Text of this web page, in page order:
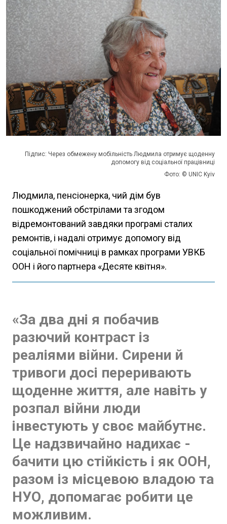
Підпис: Через обмежену мобільність Людмила отримує щоденну
допомогу від соціальної працівниці
Фото: © UNIC Kyiv
Людмила, пенсіонерка, чий дім був
пошкоджений обстрілами та згодом
відремонтований завдяки програмі сталих
ремонтів, і надалі отримує допомогу від
соціальної помічниці в рамках програми УВКБ
ООН і його партнера «Десяте квітня».
«За два дні я побачив
разючий контраст із
реаліями війни. Сирени й
тривоги досі переривають
щоденне життя, але навіть у
розпал війни люди
інвестують у своє майбутнє.
Це надзвичайно надихає -
бачити цю стійкість і як ООН,
разом із місцевою владою та
НУО, допомагає робити це
можливим.